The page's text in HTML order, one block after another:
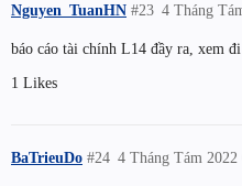
Nguyen_TuanHN 4 Tháng
#23
báo cáo tài chính L14 đầy ra, xem
1 Likes
BaTrieuDo 4 Tháng Tám 2022
#24